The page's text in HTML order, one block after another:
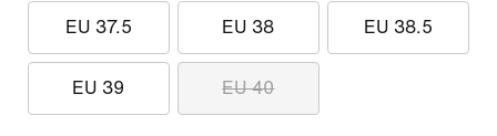
EU 37.5 EU 38 EU 38.5
EU 39 EU 40